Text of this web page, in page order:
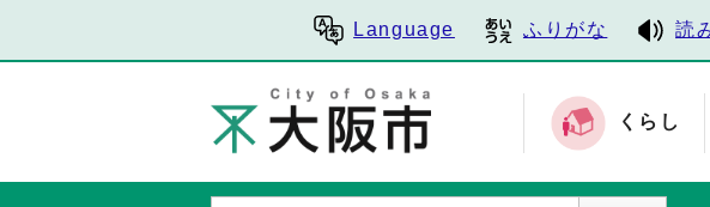
Language ふりがな 読
くらし